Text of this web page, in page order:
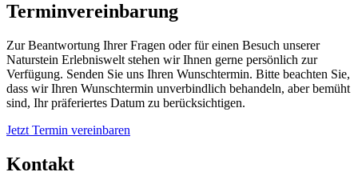
Terminvereinbarung
Zur Beantwortung Ihrer Fragen oder für einen Besuch unserer
Naturstein Erlebniswelt stehen wir Ihnen gerne persönlich zur
Verfügung. Senden Sie uns Ihren Wunschtermin. Bitte beachten Sie,
dass wir Ihren Wunschtermin unverbindlich behandeln, aber bemüht
sind, Ihr präferiertes Datum zu berücksichtigen.
Jetzt Termin vereinbaren
Kontakt